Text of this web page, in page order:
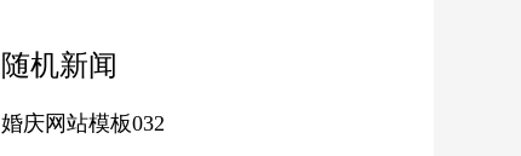
随机新闻
婚庆网站模板032